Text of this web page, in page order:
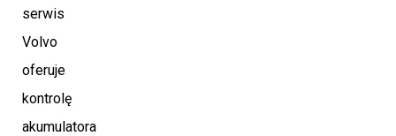
serwis
Volvo
oferuje
kontrolę
akumulatora